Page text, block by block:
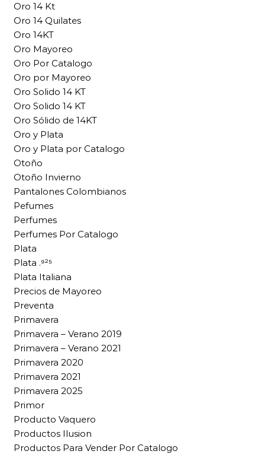
Oro 14 Kt
Oro 14 Quilates
Oro 14KT
Oro Mayoreo
Oro Por Catalogo
Oro por Mayoreo
Oro Solido 14 KT
Oro Solido 14 KT
Oro Sólido de 14KT
Oro y Plata
Oro y Plata por Catalogo
Otoño
Otoño Invierno
Pantalones Colombianos
Pefumes
Perfumes
Perfumes Por Catalogo
Plata
Plata .⁹²⁵
Plata Italiana
Precios de Mayoreo
Preventa
Primavera
Primavera – Verano 2019
Primavera – Verano 2021
Primavera 2020
Primavera 2021
Primavera 2025
Primor
Producto Vaquero
Productos Ilusion
Productos Para Vender Por Catalogo